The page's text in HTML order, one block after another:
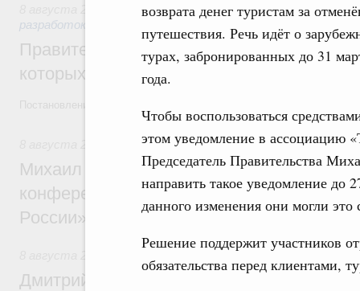
возврата денег туристам за
путешествия. Речь идёт о
турах, забронированных до 31
года.
Чтобы воспользоваться
этом уведомление в ассоциацию
Председатель Правительства
направить такое уведомление до
данного изменения они могли это
Решение поддержит участников
обязательства перед клиентами,
Государственная политика в сфере
разработок
Правительство расширило перечень
которых освобождаются от НДФЛ
Отрасль информационных технологий
Михаил Мишустин дал поручения по
конференции «Цифровая индустрия
России»
Спорт высших достижений и массовый
Дмитрий Чернышенко и Михаил